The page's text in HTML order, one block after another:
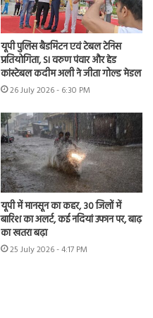
यूपी पुलिस बैडमिंटन एवं टेबल टेनिस
प्रतियोगिता, SI वरुण पंवार और हेड
कांस्टेबल कदीम अली ने जीता गोल्ड मेडल
26 July 2026 - 6:30 PM
यूपी में मानसून का कहर, 30 जिलों में
बारिश का अलर्ट, कई नदियां उफान पर, बाढ़
का खतरा बढ़ा
25 July 2026 - 4:17 PM